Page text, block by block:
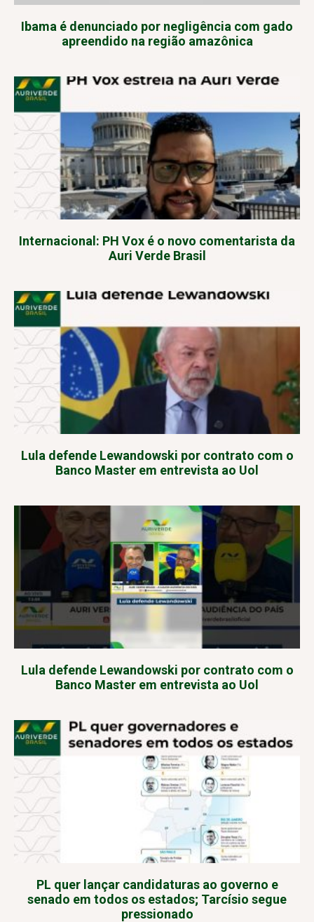
Ibama é denunciado por negligência com gado
apreendido na região amazônica
Internacional: PH Vox é o novo comentarista da
Auri Verde Brasil
Lula defende Lewandowski por contrato com o
Banco Master em entrevista ao Uol
Lula defende Lewandowski por contrato com o
Banco Master em entrevista ao Uol
PL quer lançar candidaturas ao governo e
senado em todos os estados; Tarcísio segue
pressionado